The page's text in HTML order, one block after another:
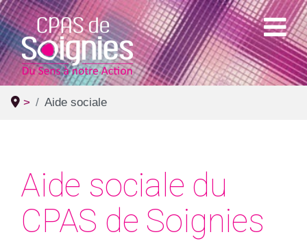
> Aide sociale
Aide sociale du
CPAS de Soignies